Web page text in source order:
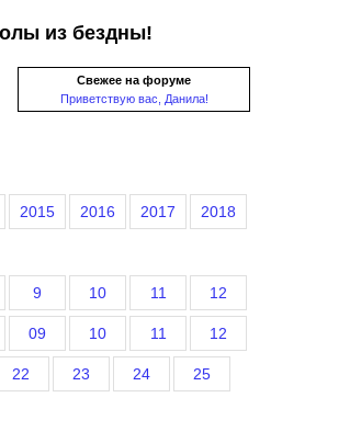
из бездны!
Свежее на форуме
Приветствую вас, Данила!
2015 2016 2017 2018
9 10 11 12
09 10 11 12
22 23 24 25